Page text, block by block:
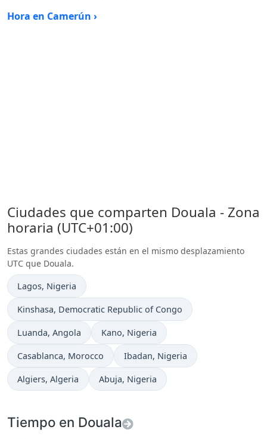
Hora en Camerún ›
Ciudades que comparten Douala - Zona
horaria (UTC+01:00)
Estas grandes ciudades están en el mismo desplazamiento
UTC que Douala.
Hora actual en
Lagos, Nigeria
Hora actual en
Kinshasa, Democratic Republic of Congo
Hora actual en
Luanda, Angola Hora actual en
Kano, Nigeria
Hora actual en
Casablanca, Morocco Hora actual en
Ibadan, Nigeria
Hora actual en
Algiers, Algeria Hora actual en
Abuja, Nigeria
Tiempo en Douala